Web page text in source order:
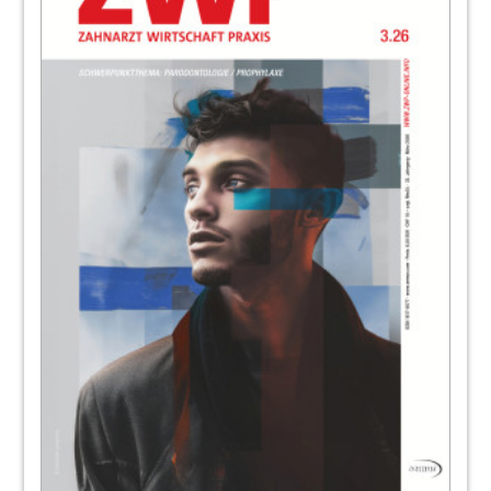
Redaktion
Individuelle Praxisplanung für
reibungslose Abläufe
Dentalhandel im Wandel: zwischen
Beständigkeit und Digitalisierung
Lutz Hiller im Gespräch mit Veith und Lars
Mit Pioniergeist, Mut und Ehrgeiz gegen
Keime
Christin Hiller
Premiumqualität aus Bremen: BEGO setzt
auf konische Innenverbindung
Katja Kupfer und Lutz Hiller im Gespräch mit Dr.
Alexander Faber (Chief Sales Officer) und Steffen
Böhm (Chief Product Officer)